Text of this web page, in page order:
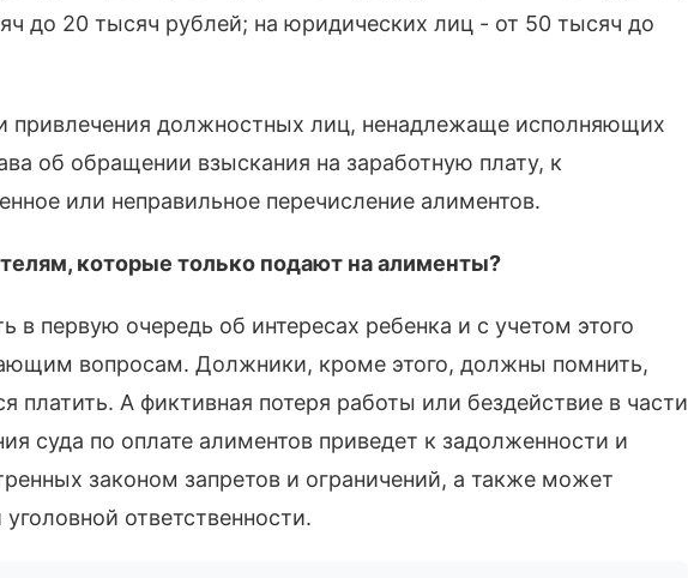
до 20 тысяч рублей; на юридических лиц - от 50 тысяч до
привлечения должностных лиц, ненадлежаще исполняющих
об обращении взыскания на заработную плату, к
или неправильное перечисление алиментов.
которые только подают на алименты?
в первую очередь об интересах ребенка и с учетом этого
вопросам. Должники, кроме этого, должны помнить,
платить. А фиктивная потеря работы или бездействие в части
суда по оплате алиментов приведет к задолженности и
законом запретов и ограничений, а также может
ответственности.